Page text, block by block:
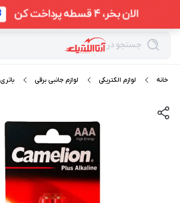
جستجو در
خانه لوازم الکتریکی لوازم جانبی برقی باتری